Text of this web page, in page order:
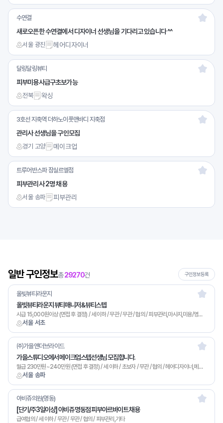
수연결
새로오픈한 수연결에서 디자이너 선생님을 기다리고 있습니다 ^^
서울 광진 헤어디자이너
달링달링뷰티
피부미용사급구초보가능
전북 왁싱
3호선 지축역 더하노이풋앤바디 지축점
관리사 선생님을 구인모집
경기 고양 메이크업
트루어반스파 잠실르엘점
피부관리사 2명 채용
서울 송파 피부관리
일반 구인정보총29270건 구인정보등록
서울 서초
올빚뷰티라운지
올빚뷰티라운지 뷰티매니저 &뷰티스텝
시급 15,000원이상 (면접 후 결정) / 세 이하 / 무관 / 무관 / 협의 / 피부관리,마사지,미용/영업,기타
서울 송파
㈜가을앤더브라이드
가을스튜디오에서 메이크업스텝선생님 모집합니다.
월급 230만원~240만원 (면접 후 결정) / 세 이하 / 초보자 / 무관 / 협의 / 헤어디자이너,메이크업,기타
아비쥬의원(명동)
[단기/주3일이상] 아비쥬 명동점 피부아르바이트 채용
급여협의 / 세 이하 / 무관 / 무관 / 협의 / 피부관리,기타